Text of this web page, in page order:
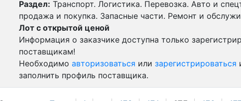
Раздел: Транспорт. Логистика. Перевозка. Авто и
продажа и покупка. Запасные части. Ремонт и
Лот с открытой ценой
Информация о заказчике доступна только
поставщикам!
Необходимо авторизоваться или зарегистрироваться
заполнить профиль поставщика.